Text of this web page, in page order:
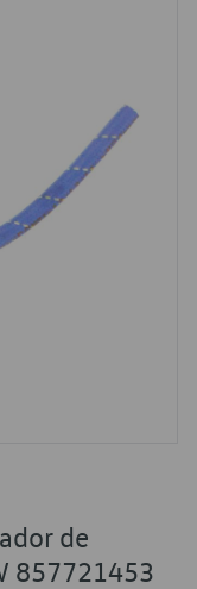
de
857721453